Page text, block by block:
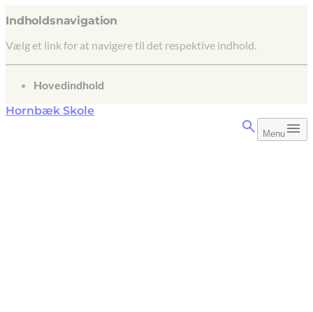
Indholdsnavigation
Vælg et link for at navigere til det respektive indhold.
gå til
Hovedindhold
Hornbæk Skole
Menu